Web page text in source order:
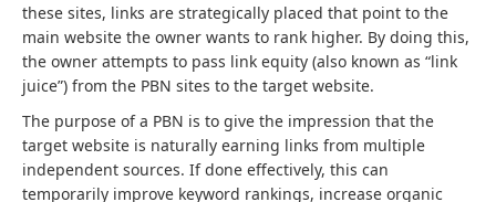
these sites, links are strategically placed that point to the
main website the owner wants to rank higher. By doing this,
the owner attempts to pass link equity (also known as “link
juice”) from the PBN sites to the target website.
The purpose of a PBN is to give the impression that the
target website is naturally earning links from multiple
independent sources. If done effectively, this can
temporarily improve keyword rankings, increase organic